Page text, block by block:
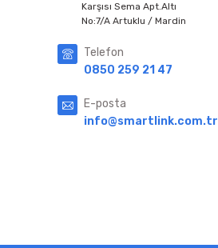
Karşısı Sema Apt.Altı
No:7/A Artuklu / Mardin
Telefon
0850 259 21 47
E-posta
info@smartlink.com.tr